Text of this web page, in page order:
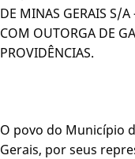
DE MINAS GERAIS S/
COM OUTORGA DE
PROVIDÊNCIAS.
O povo do Município
Gerais, por seus